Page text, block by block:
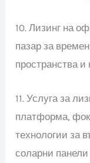
10. Лизинг на
пазар за
пространства и
11. Услуга за
платформа,
технологии за
соларни